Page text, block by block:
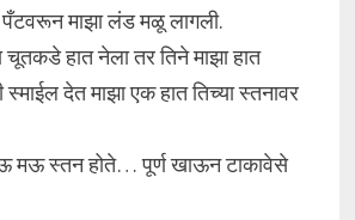
पँटवरून माझा लंड मळू लागली.
चूतकडे हात नेला तर तिने माझा हात
देत माझा एक हात तिच्या स्तनावर
मऊ स्तन होते… पूर्ण खाऊन टाकावेसे